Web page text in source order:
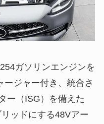
ガソリンエンジンを
ジャー付き、統合さ
ー（ISG）を備えた
ッドにする48Vアー